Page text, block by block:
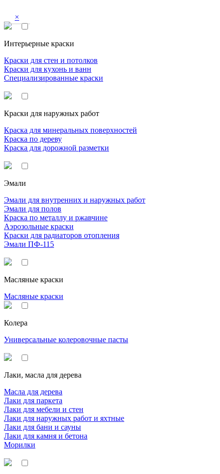
×
Интерьерные краски
Краски для стен и потолков
Краски для кухонь и ванн
Специализированные краски
Краски для наружных работ
Краска для минеральных поверхностей
Краска по дереву
Краска для дорожной разметки
Эмали
Эмали для внутренних и наружных работ
Эмали для полов
Краска по металлу и ржавчине
Аэрозольные краски
Краски для радиаторов отопления
Эмали ПФ-115
Масляные краски
Масляные краски
Колера
Универсальные колеровочные пасты
Лаки, масла для дерева
Масла для дерева
Лаки для паркета
Лаки для мебели и стен
Лаки для наружных работ и яхтные
Лаки для бани и сауны
Лаки для камня и бетона
Морилки